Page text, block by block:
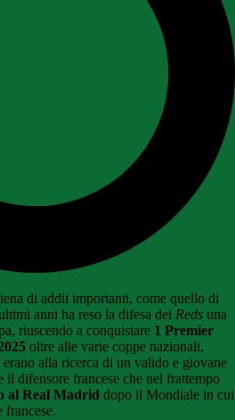
di addii importanti, come quello di
anni ha reso la difesa dei Reds una
riuscendo a conquistare 1 Premier
oltre alle varie coppe nazionali.
erano alla ricerca di un valido e giovane
difensore francese che nel frattempo
al Real Madrid dopo il Mondiale in cui
francese.